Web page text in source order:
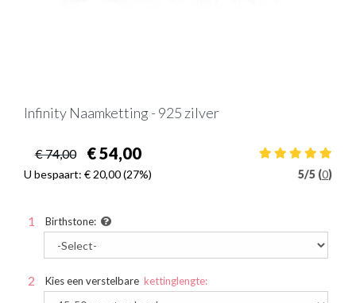
Infinity Naamketting - 925 zilver
€ 74,00 € 54,00
U bespaart: € 20,00(27%) 5/5 (0)
Birthstone:
Kies een verstelbare kettinglengte: